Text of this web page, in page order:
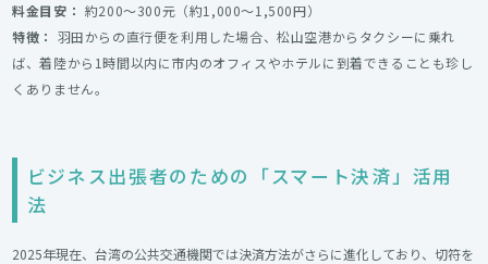
料金目安： 約200〜300元（約1,000〜1,500円）
特徴： 羽田からの直行便を利用した場合、松山空港からタクシーに乗れ
ば、着陸から1時間以内に市内のオフィスやホテルに到着できることも珍し
くありません。
ビジネス出張者のための「スマート決済」活用
法
2025年現在、台湾の公共交通機関では決済方法がさらに進化しており、切符を